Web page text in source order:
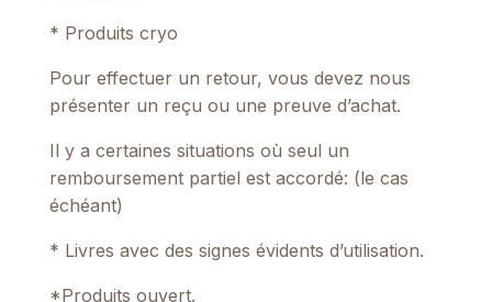
* Produits cryo
Pour effectuer un retour, vous devez nous
présenter un reçu ou une preuve d’achat.
Il y a certaines situations où seul un
remboursement partiel est accordé: (le cas
échéant)
* Livres avec des signes évidents d’utilisation.
*Produits ouvert.